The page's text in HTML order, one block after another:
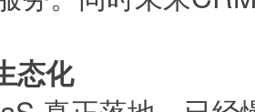
态化